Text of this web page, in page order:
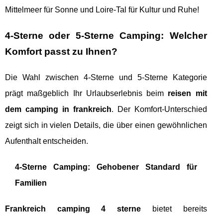
Mittelmeer für Sonne und Loire-Tal für Kultur und Ruhe!
4-Sterne oder 5-Sterne Camping: Welcher
Komfort passt zu Ihnen?
Die Wahl zwischen 4-Sterne und 5-Sterne Kategorie
prägt maßgeblich Ihr Urlaubserlebnis beim reisen mit
dem camping in frankreich. Der Komfort-Unterschied
zeigt sich in vielen Details, die über einen gewöhnlichen
Aufenthalt entscheiden.
4-Sterne Camping: Gehobener Standard für
Familien
Frankreich camping 4 sterne bietet bereits